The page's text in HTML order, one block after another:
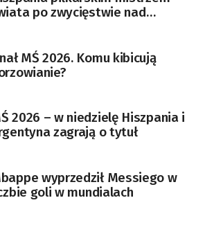
po zwycięstwie nad
MŚ 2026. Komu kibicują
2026 – w niedzielę Hiszpania i
zagrają o tytuł
wyprzedził Messiego w
goli w mundialach